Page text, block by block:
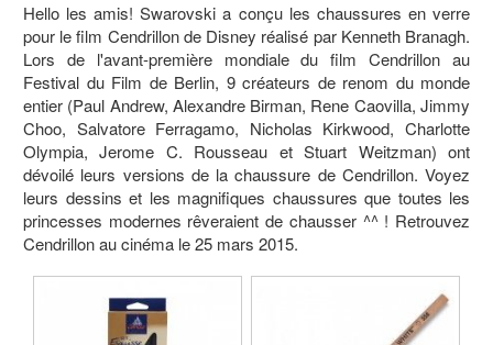
Hello les amis! Swarovski a conçu les chaussures en verre
pour le film Cendrillon de Disney réalisé par Kenneth Branagh.
Lors de l'avant-première mondiale du film Cendrillon au
Festival du Film de Berlin, 9 créateurs de renom du monde
entier (Paul Andrew, Alexandre Birman, Rene Caovilla, Jimmy
Choo, Salvatore Ferragamo, Nicholas Kirkwood, Charlotte
Olympia, Jerome C. Rousseau et Stuart Weitzman) ont
dévoilé leurs versions de la chaussure de Cendrillon. Voyez
leurs dessins et les magnifiques chaussures que toutes les
princesses modernes rêveraient de chausser ^^ ! Retrouvez
Cendrillon au cinéma le 25 mars 2015.